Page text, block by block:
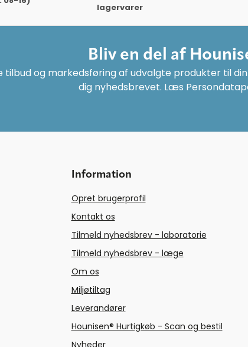
lagervarer
Bliv en del af
tilbud og markedsføring af udvalgte produkter til
dig nyhedsbrevet. Læs
Information
Opret brugerprofil
Kontakt os
Tilmeld nyhedsbrev - laboratorie
Tilmeld nyhedsbrev - læge
Om os
Miljøtiltag
Leverandører
Hounisen® Hurtigkøb - Scan og bestil
Nyheder